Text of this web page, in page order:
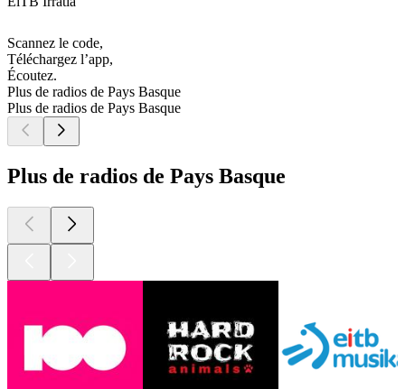
Scannez le code,
Téléchargez l’app,
Écoutez.
Plus de radios de Pays Basque
Plus de radios de Pays Basque
Plus de radios de Pays Basque